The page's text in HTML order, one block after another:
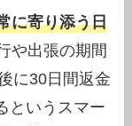
に寄り添う日
や出張の期間
に30日間返金
というスマー